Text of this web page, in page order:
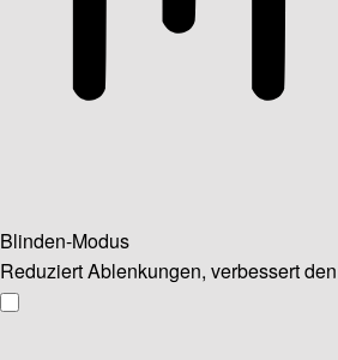
Blinden-Modus
Reduziert Ablenkungen, verbessert